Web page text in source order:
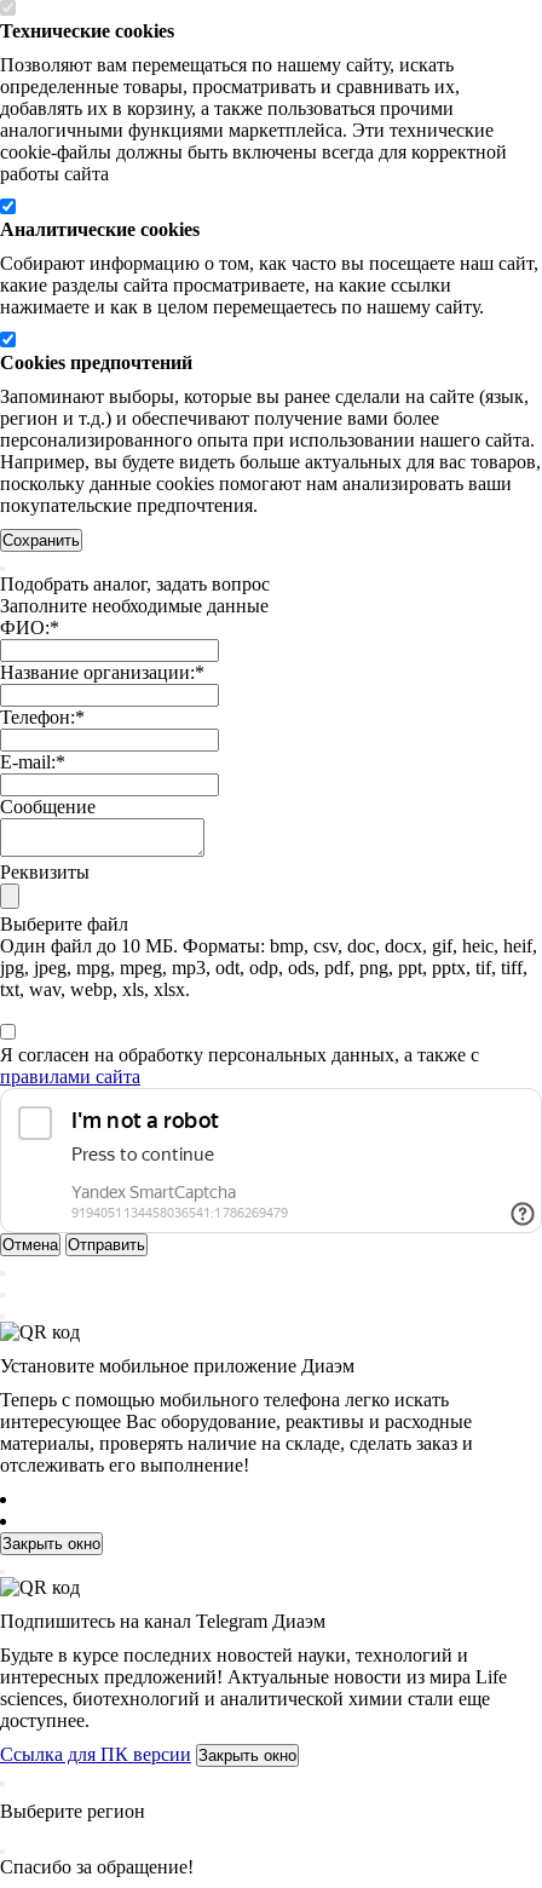
Технические cookies
Позволяют вам перемещаться по нашему сайту, искать
определенные товары, просматривать и сравнивать их,
добавлять их в корзину, а также пользоваться прочими
аналогичными функциями маркетплейса. Эти технические
cookie-файлы должны быть включены всегда для корректной
работы сайта
Аналитические cookies
Собирают информацию о том, как часто вы посещаете наш сайт,
какие разделы сайта просматриваете, на какие ссылки
нажимаете и как в целом перемещаетесь по нашему сайту.
Cookies предпочтений
Запоминают выборы, которые вы ранее сделали на сайте (язык,
регион и т.д.) и обеспечивают получение вами более
персонализированного опыта при использовании нашего сайта.
Например, вы будете видеть больше актуальных для вас товаров,
поскольку данные cookies помогают нам анализировать ваши
покупательские предпочтения.
Сохранить
Подобрать аналог, задать вопрос
Заполните необходимые данные
ФИО:*
Название организации:*
Телефон:*
E-mail:*
Сообщение
Реквизиты
Выберите файл
Один файл до 10 МБ. Форматы: bmp, csv, doc, docx, gif, heic, heif,
jpg, jpeg, mpg, mpeg, mp3, odt, odp, ods, pdf, png, ppt, pptx, tif, tiff,
txt, wav, webp, xls, xlsx.
Я согласен на обработку персональных данных, а также с
правилами сайта
Отмена Отправить
Установите мобильное приложение Диаэм
Теперь с помощью мобильного телефона легко искать
интересующее Вас оборудование, реактивы и расходные
материалы, проверять наличие на складе, сделать заказ и
отслеживать его выполнение!
Закрыть окно
Подпишитесь на канал Telegram Диаэм
Будьте в курсе последних новостей науки, технологий и
интересных предложений! Актуальные новости из мира Life
sciences, биотехнологий и аналитической химии стали еще
доступнее.
Ссылка для ПК версии Закрыть окно
Выберите регион
Спасибо за обращение!